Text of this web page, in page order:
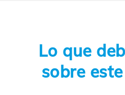
Lo que
sobre